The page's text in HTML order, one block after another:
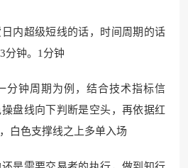
内超级短线的话，时间周期的话
分钟。1分钟
分钟周期为例，结合技术指标信
盘线向下判断是空头，再依据红
白色支撑线之上多单入场